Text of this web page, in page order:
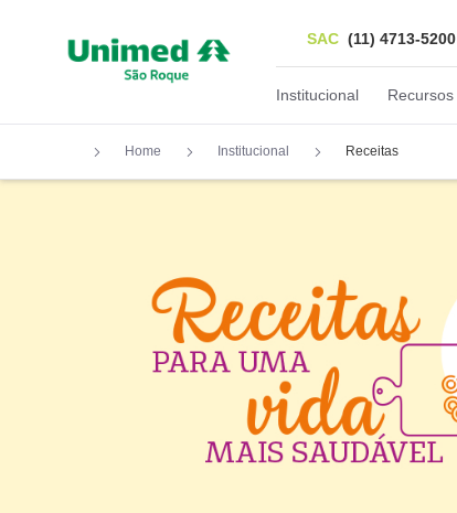
SAC (11) 4713-5200
Institucional Recursos
Home Institucional Receitas